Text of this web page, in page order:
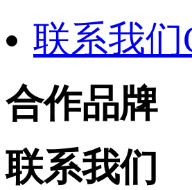
联系我们
合作品牌
联系我们